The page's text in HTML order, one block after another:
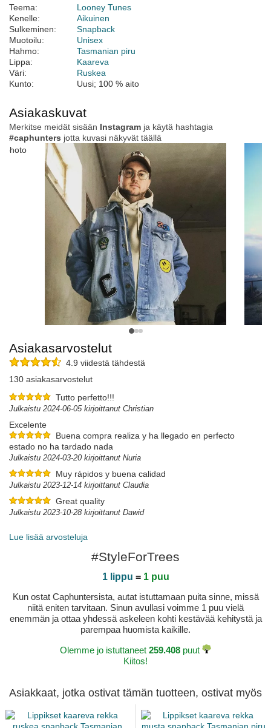
Teema:
Looney Tunes
Kenelle:
Aikuinen
Sulkeminen:
Snapback
Muotoilu:
Unisex
Hahmo:
Tasmanian piru
Lippa:
Kaareva
Väri:
Ruskea
Kunto:
Uusi; 100 % aito
Asiakaskuvat
Merkitse meidät sisään Instagram ja käytä hashtagia
#caphunters jotta kuvasi näkyvät täällä
Asiakasarvostelut
4.9 viidestä tähdestä
130 asiakasarvostelut
Tutto perfetto!!!
Julkaistu 2024-06-05 kirjoittanut Christian
Excelente
Buena compra realiza y ha llegado en perfecto
estado no ha tardado nada
Julkaistu 2024-03-20 kirjoittanut Nuria
Muy rápidos y buena calidad
Julkaistu 2023-12-14 kirjoittanut Claudia
Great quality
Julkaistu 2023-10-28 kirjoittanut Dawid
Lue lisää arvosteluja
#StyleForTrees
1 lippu = 1 puu
Kun ostat Caphuntersista, autat istuttamaan puita sinne, missä
niitä eniten tarvitaan. Sinun avullasi voimme 1 puu vielä
enemmän ja ottaa yhdessä askeleen kohti kestävää kehitystä ja
parempaa huomista kaikille.
Olemme jo istuttaneet 259.408 puut
Kiitos!
Asiakkaat, jotka ostivat tämän tuotteen, ostivat myös